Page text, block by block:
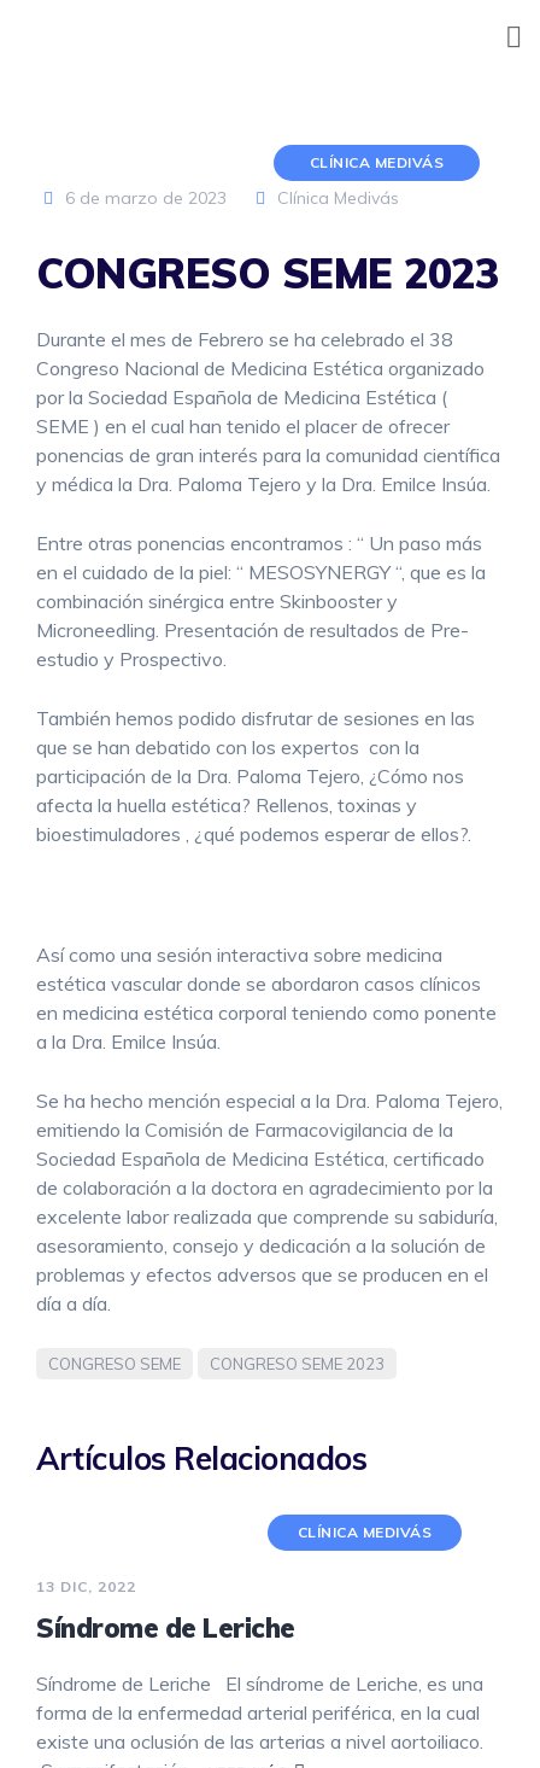
CLÍNICA MEDIVÁS
6 de marzo de 2023 Clínica Medivás
CONGRESO SEME 2023
Durante el mes de Febrero se ha celebrado el 38
Congreso Nacional de Medicina Estética organizado
por la Sociedad Española de Medicina Estética (
SEME ) en el cual han tenido el placer de ofrecer
ponencias de gran interés para la comunidad científica
y médica la Dra. Paloma Tejero y la Dra. Emilce Insúa.
Entre otras ponencias encontramos : “ Un paso más
en el cuidado de la piel: “ MESOSYNERGY “, que es la
combinación sinérgica entre Skinbooster y
Microneedling. Presentación de resultados de Pre-
estudio y Prospectivo.
También hemos podido disfrutar de sesiones en las
que se han debatido con los expertos con la
participación de la Dra. Paloma Tejero, ¿Cómo nos
afecta la huella estética? Rellenos, toxinas y
bioestimuladores , ¿qué podemos esperar de ellos?.
Así como una sesión interactiva sobre medicina
estética vascular donde se abordaron casos clínicos
en medicina estética corporal teniendo como ponente
a la Dra. Emilce Insúa.
Se ha hecho mención especial a la Dra. Paloma Tejero,
emitiendo la Comisión de Farmacovigilancia de la
Sociedad Española de Medicina Estética, certificado
de colaboración a la doctora en agradecimiento por la
excelente labor realizada que comprende su sabiduría,
asesoramiento, consejo y dedicación a la solución de
problemas y efectos adversos que se producen en el
día a día.
CONGRESO SEME CONGRESO SEME 2023
Artículos Relacionados
CLÍNICA MEDIVÁS
13 DIC, 2022
Síndrome de Leriche
Síndrome de Leriche El síndrome de Leriche, es una
forma de la enfermedad arterial periférica, en la cual
existe una oclusión de las arterias a nivel aortoiliaco.